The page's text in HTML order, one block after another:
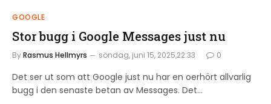
GOOGLE
Stor bugg i Google Messages just nu
ByRasmus Hellmyrs söndag, juni 15, 2025,22:33 0
Det ser ut som att Google just nu har en oerhört allvarlig
bugg i den senaste betan av Messages. Det…